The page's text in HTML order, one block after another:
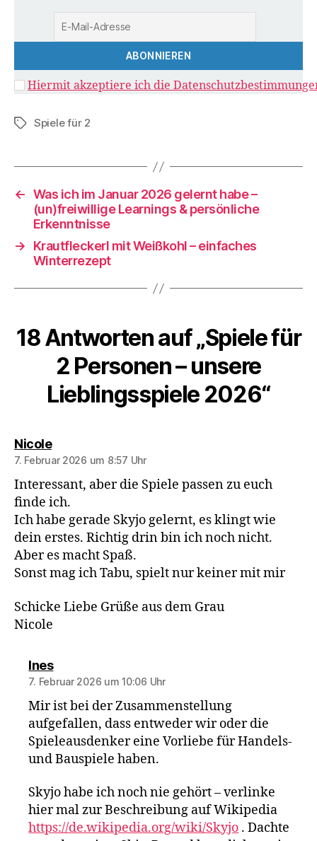
Hiermit akzeptiere ich die
Schlagwörter
Spiele für 2
← Was ich im Januar 2026 gelernt habe –
(un)freiwillige Learnings & persönliche
Erkenntnisse
→
Krautfleckerl mit Weißkohl – einfaches
Winterrezept
18 Antworten auf „Spiele für
2 Personen – unsere
Lieblingsspiele 2026“
Nicolesagt:
7. Februar 2026 um 8:57 Uhr
Interessant, aber die Spiele passen zu euch
finde ich.
Ich habe gerade Skyjo gelernt, es klingt wie
dein erstes. Richtig drin bin ich noch nicht.
Aber es macht Spaß.
Sonst mag ich Tabu, spielt nur keiner mit mir
Schicke Liebe Grüße aus dem Grau
Nicole
Inessagt:
7. Februar 2026 um 10:06 Uhr
Mir ist bei der Zusammenstellung
aufgefallen, dass entweder wir oder die
Spieleausdenker eine Vorliebe für Handels-
und Bauspiele haben.
Skyjo habe ich noch nie gehört – verlinke
hier mal zur Beschreibung auf Wikipedia
https://de.wikipedia.org/wiki/Skyjo . Dachte